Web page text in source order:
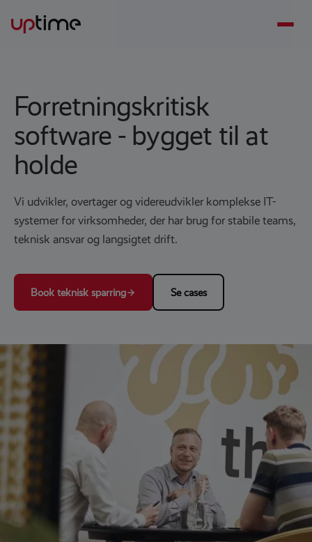
Forretningskritisk
software - bygget til at
holde
Vi udvikler, overtager og videreudvikler komplekse IT-
systemer for virksomheder, der har brug for stabile teams,
teknisk ansvar og langsigtet drift.
Book teknisk sparring Se cases